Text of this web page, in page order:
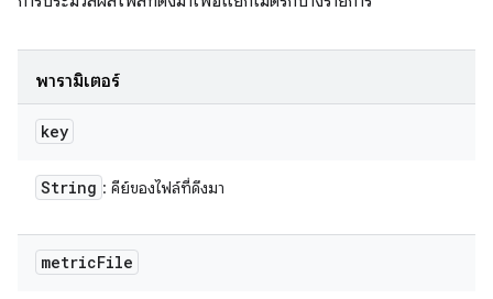
พารามิเตอร์
key
String : คีย์ของไฟล์ที่ดึงมา
metricFile